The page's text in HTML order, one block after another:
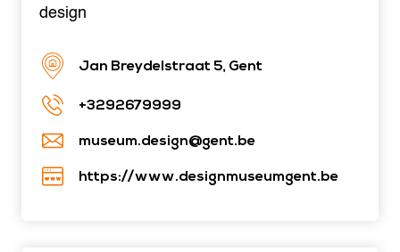
design
Jan Breydelstraat 5, Gent
+3292679999
museum.design@gent.be
https://www.designmuseumgent.be